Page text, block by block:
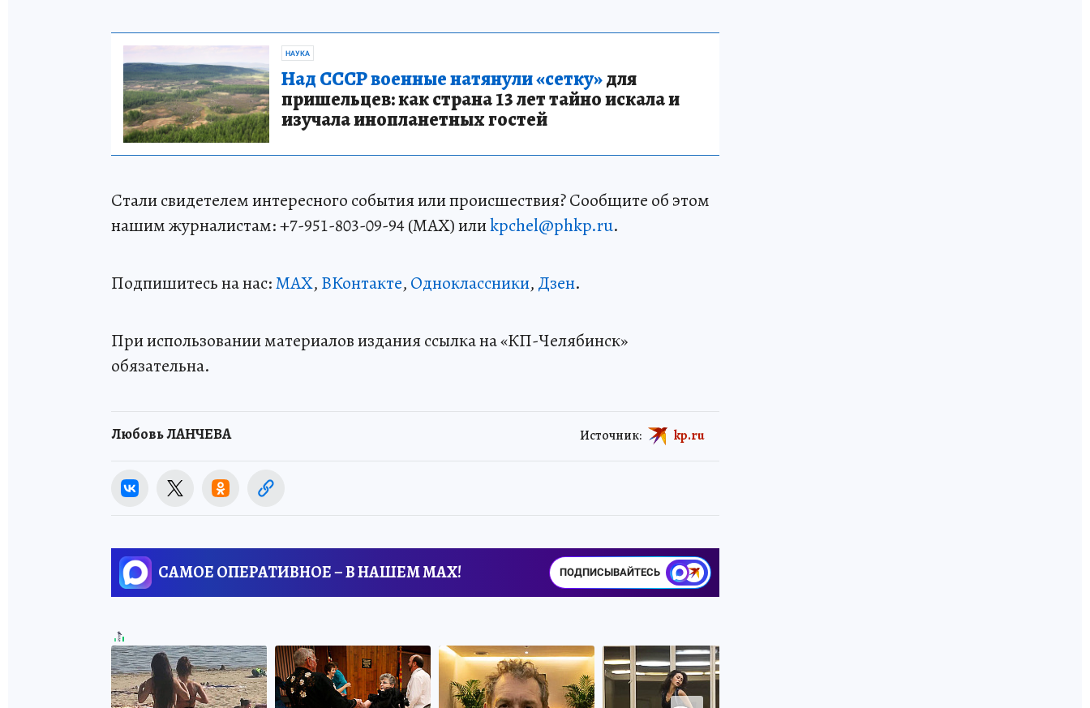
НАУКА
Над СССР военные натянули «сетку»для
пришельцев: как страна 13 лет тайно искала и
изучала инопланетных гостей
Стали свидетелем интересного события или происшествия? Сообщите об этом
нашим журналистам: +7-951-803-09-94 (MAX) илиkpchel@phkp.ru.
Подпишитесь на нас:MAX, ВКонтакте, Одноклассники, Дзен.
При использовании материалов издания ссылка на «КП-Челябинск»
обязательна.
Любовь ЛАНЧЕВА Источник: kp.ru
САМОЕ ОПЕРАТИВНОЕ – В НАШЕМ MAX! ПОДПИСЫВАЙТЕСЬ